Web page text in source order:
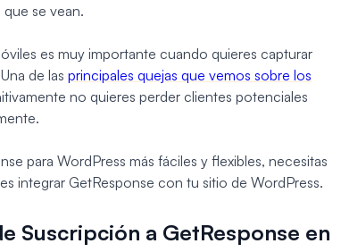
que se vean.
es muy importante cuando quieres capturar
de las principales quejas que vemos sobre los
no quieres perder clientes potenciales
para WordPress más fáciles y flexibles, necesitas
integrar GetResponse con tu sitio de WordPress.
Suscripción a GetResponse en